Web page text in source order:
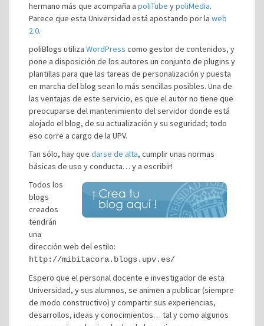
hermano más que acompaña a poliTube ypoliMedia.
Parece que esta Universidad está apostando por la web
2.0.
poliBlogs utiliza WordPress como gestor de contenidos, y
pone a disposición de los autores un conjunto de plugins y
plantillas para que las tareas de personalización y puesta
en marcha del blog sean lo más sencillas posibles. Una de
las ventajas de este servicio, es que el autor no tiene que
preocuparse del mantenimiento del servidor donde está
alojado el blog, de su actualización y su seguridad; todo
eso corre a cargo de la UPV.
Tan sólo, hay que darse de alta, cumplir unas normas
básicas de uso y conducta… y a escribir!
Todos los
blogs
creados
tendrán
una
dirección web del estilo:
http://mibitacora.blogs.upv.es/
Espero que el personal docente e investigador de esta
Universidad, y sus alumnos, se animen a publicar (siempre
de modo constructivo) y compartir sus experiencias,
desarrollos, ideas y conocimientos… tal y como algunos